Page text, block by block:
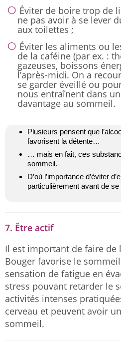
Éviter de boire trop de
ne pas avoir à se lever
aux toilettes ;
Éviter les aliments ou
de la caféine (par ex. :
gazeuses, boissons
l’après-midi. On a
se garder éveillé ou
nous entraînent dans
davantage au sommeil.
Plusieurs pensent que
favorisent la détente…
… mais en fait, ces
sommeil.
D’où l’importance d’éviter
particulièrement avant de se
7. Être actif
Il est important de faire de
Bouger favorise le
sensation de fatigue en
stress pouvant retarder le
activités intenses
cerveau et peuvent avoir
sommeil.